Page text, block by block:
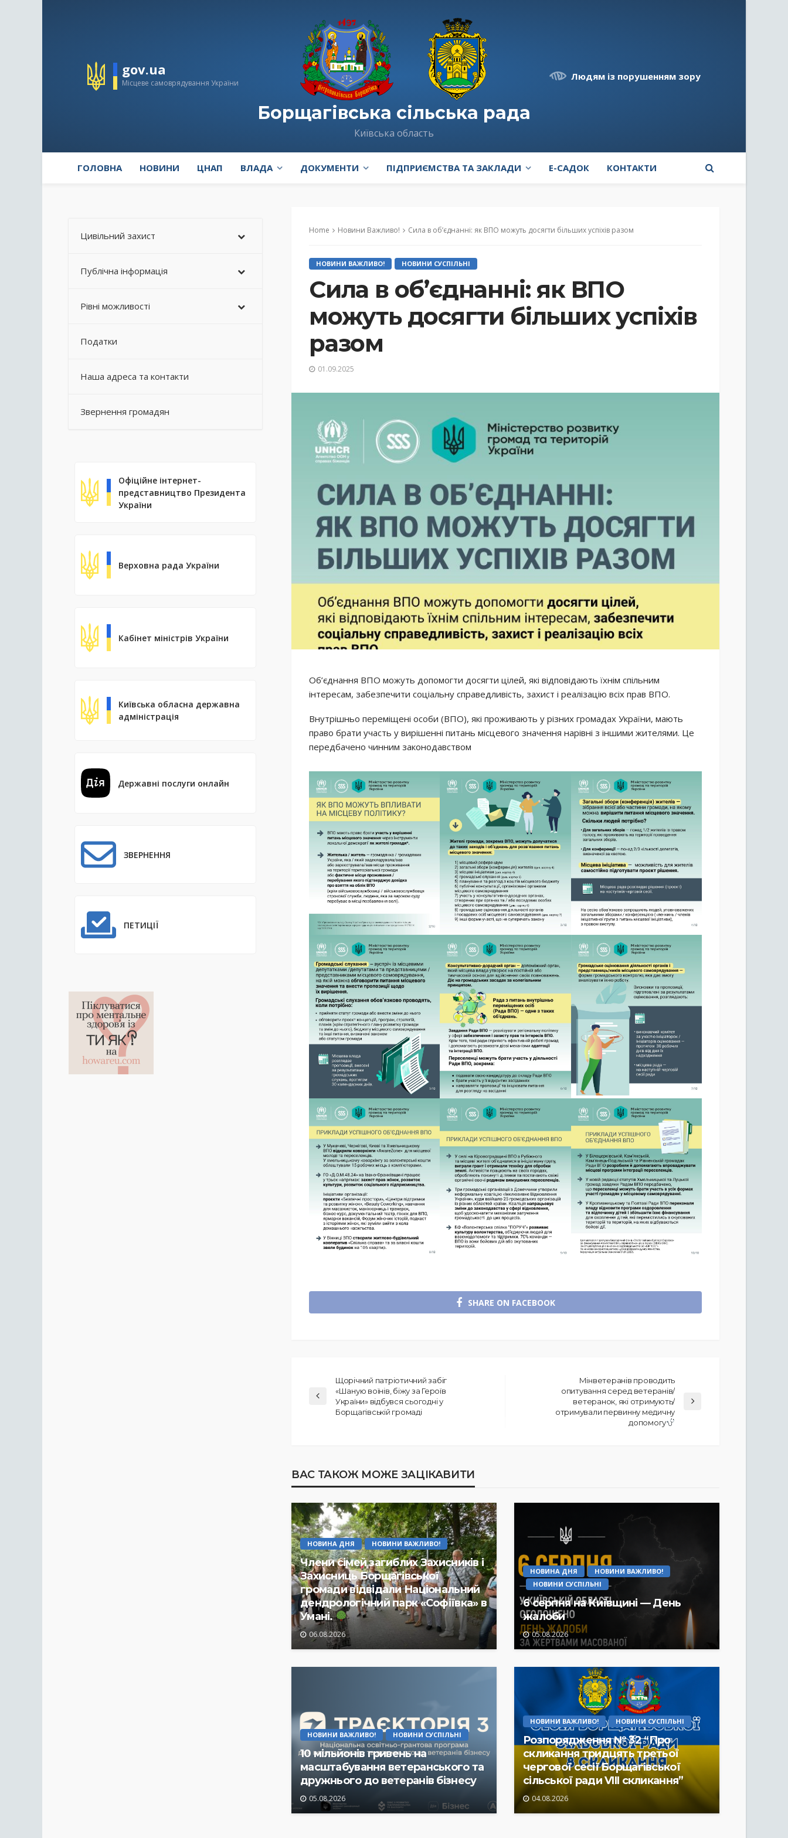
gov.ua
Місцеве самоврядування України
Борщагівська сільська рада
Київська область
Людям із порушенням зору
ГОЛОВНА НОВИНИ ЦНАП ВЛАДА ДОКУМЕНТИ ПІДПРИЄМСТВА ТА ЗАКЛАДИ E-САДОК КОНТАКТИ
Home Новини Важливо! Сила в об’єднанні: як ВПО можуть досягти більших успіхів разом
НОВИНИ ВАЖЛИВО! НОВИНИ СУСПІЛЬНІ
Сила в об’єднанні: як ВПО
можуть досягти більших успіхів
разом
01.09.2025
Об’єднання ВПО можуть допомогти досягти цілей, які відповідають їхнім спільним
інтересам, забезпечити соціальну справедливість, захист і реалізацію всіх прав ВПО.
Внутрішньо переміщені особи (ВПО), які проживають у різних громадах України, мають
право брати участь у вирішенні питань місцевого значення нарівні з іншими жителями. Це
передбачено чинним законодавством
SHARE ON FACEBOOK
Щорічний патріотичний забіг
«Шаную воїнів, біжу за Героїв
України» відбувся сьогодні у
Борщагівській громаді
Мінветеранів проводить
опитування серед ветеранів/
ветеранок, які отримують/
отримували первинну медичну
допомогу
ВАС ТАКОЖ МОЖЕ ЗАЦІКАВИТИ
НОВИНА ДНЯ НОВИНИ ВАЖЛИВО!
Члени сімей загиблих Захисників і
Захисниць Борщагівської
громади відвідали Національний
дендрологічний парк «Софіївка» в
Умані.
06.08.2026
НОВИНА ДНЯ
НОВИНИ ВАЖЛИВО!
НОВИНИ СУСПІЛЬНІ
6 серпня на Київщині — День
жалоби
05.08.2026
НОВИНИ ВАЖЛИВО! НОВИНИ СУСПІЛЬНІ
10 мільйонів гривень на
масштабування ветеранського та
дружнього до ветеранів бізнесу
05.08.2026
НОВИНИ ВАЖЛИВО! НОВИНИ СУСПІЛЬНІ
Розпорядження № 32 “Про
скликання тридцять третьої
чергової сесії Борщагівської
сільської ради VIII скликання”
04.08.2026
Цивільний захист
Публічна інформація
Рівні можливості
Податки
Наша адреса та контакти
Звернення громадян
Офіційне інтернет-
представництво Президента
України
Верховна рада України
Кабінет міністрів України
Київська обласна державна
адміністрація
Державні послуги онлайн
ЗВЕРНЕННЯ
ПЕТИЦІЇ